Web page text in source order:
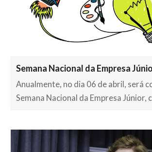
Semana Nacional da Empresa
Anualmente, no dia 06 de abril, será
Semana Nacional da Empresa